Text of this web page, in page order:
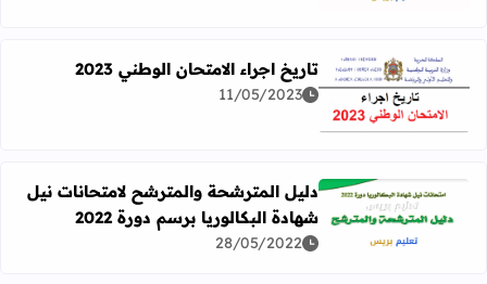
اقرأ المزيد عن تاريخ اجراء الامتحان الوطني 2023
تاريخ اجراء الامتحان الوطني 2023
11/05/2023
اقرأ المزيد عن دليل المترشحة والمترشح لامتحانات نيل شهادة
دليل المترشحة والمترشح لامتحانات نيل
شهادة البكالوريا برسم دورة 2022
28/05/2022